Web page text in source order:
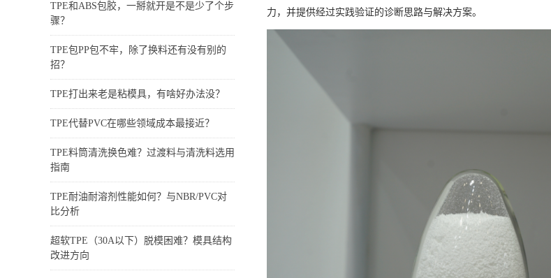
TPE和ABS包胶，一掰就开是不是少了个步
骤？
TPE包PP包不牢，除了换料还有没有别的
招？
TPE打出来老是粘模具，有啥好办法没？
TPE代替PVC在哪些领域成本最接近？
TPE料筒清洗换色难？过渡料与清洗料选用
指南
TPE耐油耐溶剂性能如何？与NBR/PVC对
比分析
超软TPE（30A以下）脱模困难？模具结构
改进方向
力，并提供经过实践验证的诊断思路与解决方案。